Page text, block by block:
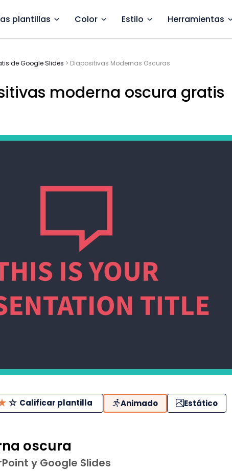
plantillas Color Estilo Herramientas
de Google Slides > Diapositivas Modernas Oscuras
moderna oscura gratis
Calificar plantilla Animado Estático
oscura
y Google Slides